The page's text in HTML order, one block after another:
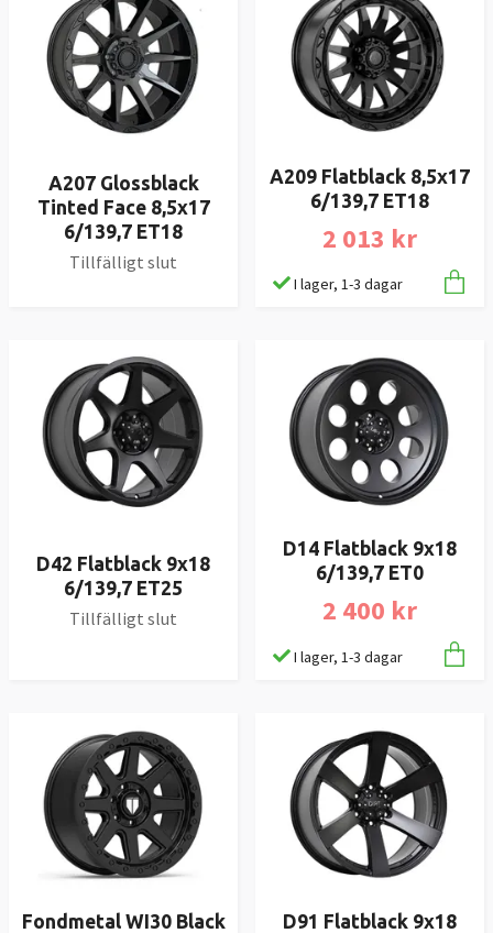
A207 Glossblack
Tinted Face 8,5x17
6/139,7 ET18
Tillfälligt slut
A209 Flatblack 8,5x17
6/139,7 ET18
2 013 kr
I lager, 1-3 dagar
D42 Flatblack 9x18
6/139,7 ET25
Tillfälligt slut
D14 Flatblack 9x18
6/139,7 ET0
2 400 kr
I lager, 1-3 dagar
Fondmetal WI30 Black
D91 Flatblack 9x18